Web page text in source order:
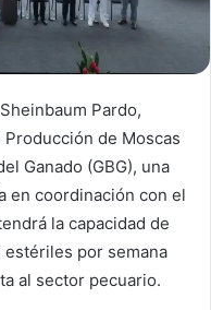
Pardo,
de Moscas
Ganado (GBG), una
en coordinación con el
la capacidad de
por semana
al sector pecuario.